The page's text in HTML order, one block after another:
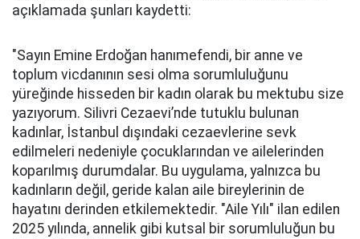
açıklamada şunları kaydetti:
"Sayın Emine Erdoğan hanımefendi, bir anne ve
toplum vicdanının sesi olma sorumluluğunu
yüreğinde hisseden bir kadın olarak bu mektubu size
yazıyorum. Silivri Cezaevi’nde tutuklu bulunan
kadınlar, İstanbul dışındaki cezaevlerine sevk
edilmeleri nedeniyle çocuklarından ve ailelerinden
koparılmış durumdalar. Bu uygulama, yalnızca bu
kadınların değil, geride kalan aile bireylerinin de
hayatını derinden etkilemektedir. "Aile Yılı" ilan edilen
2025 yılında, annelik gibi kutsal bir sorumluluğun bu